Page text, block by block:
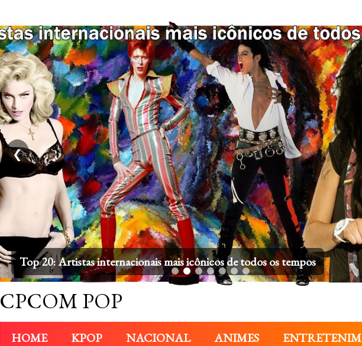
Top 20: Artistas internacionais mais icônicos de todos os tempos
❮
CPCOM POP
HOME KPOP NACIONAL ANIMES